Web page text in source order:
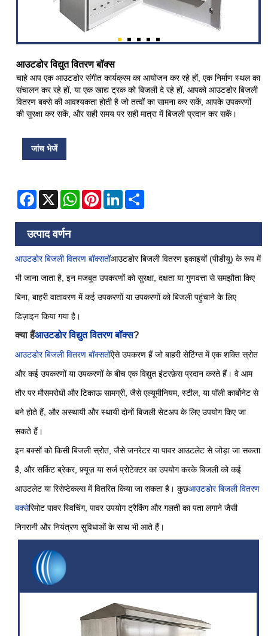
आउटडोर विद्युत वितरण बॉक्स
चाहे आप एक आउटडोर संगीत कार्यक्रम का आयोजन कर रहे हों, एक निर्माण स्थल का
संचालन कर रहे हों, या एक खाद्य ट्रक को बिजली दे रहे हों, आपको आउटडोर बिजली
वितरण बक्से की आवश्यकता होती है जो तत्वों का सामना कर सकें, आपके उपकरणों
की सुरक्षा कर सकें, और सही समय पर सही मात्रा में बिजली प्रदान कर सकें।
जांच भेजें
Facebook
X WhatsAppPinterestLinkedIn
उत्पाद वर्णन
आउटडोर बिजली वितरण बॉक्सतोंआउटडोर बिजली वितरण इकाइयों (पीडीयू) के रूप में
भी जाना जाता है, इन मजबूत उपकरणों को सुरक्षा, दक्षता या गुणवत्ता से समझौता किए
बिना, बाहरी वातावरण में कई उपकरणों या उपकरणों को बिजली पहुंचाने के लिए
डिज़ाइन किया गया है।
क्या हैंआउटडोर विद्युत वितरण बॉक्स?
आउटडोर बिजली वितरण बॉक्सतोंऐसे उपकरण हैं जो बाहरी सेटिंग्स में एक शक्ति स्रोत
और कई उपकरणों या उपकरणों के बीच एक विद्युत इंटरफ़ेस प्रदान करते हैं। वे आम
तौर पर मौसमरोधी और टिकाऊ सामग्री, जैसे एल्यूमीनियम, स्टील, या पॉली कार्बोनेट से
बने होते हैं, और अस्थायी और स्थायी दोनों बिजली सेटअप के लिए उपयोग किए जा
सकते हैं।
इन बक्सों को किसी बिजली स्रोत, जैसे जनरेटर या पावर आउटलेट से जोड़ा जा सकता
है, और सर्किट ब्रेकर, फ़्यूज़ या सर्ज प्रोटेक्टर का उपयोग करके बिजली को कई
आउटलेट या रिसेप्टेकल्स में वितरित किया जा सकता है। कुछआउटडोर बिजली वितरण
बक्सेरिमोट पावर स्विचिंग, पावर उपयोग ट्रैकिंग और गलती का पता लगाने जैसी
निगरानी और नियंत्रण सुविधाओं के साथ भी आते हैं।